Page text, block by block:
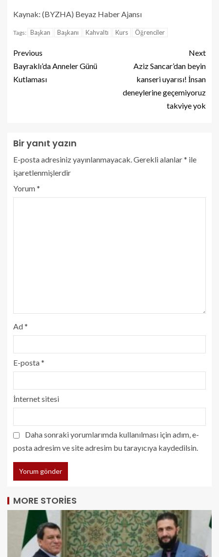
Kaynak: (BYZHA) Beyaz Haber Ajansı
Tags: Başkan Başkanı Kahvaltı Kurs Öğrenciler
Previous
Bayraklı’da Anneler Günü
Kutlaması
Next
Aziz Sancar’dan beyin
kanseri uyarısı! İnsan
deneylerine geçemiyoruz
takviye yok
Bir yanıt yazın
E-posta adresiniz yayınlanmayacak. Gerekli alanlar* ile
işaretlenmişlerdir
Yorum*
Ad*
E-posta*
İnternet sitesi
Daha sonraki yorumlarımda kullanılması için adım, e-
posta adresim ve site adresim bu tarayıcıya kaydedilsin.
MORE STORIES